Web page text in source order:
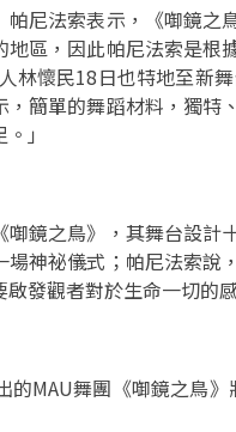
帕尼法索表示，《啣鏡
區，因此帕尼法索是
林懷民18日也特地至新
簡單的舞蹈材料，獨
」
鏡之鳥》，其舞台設
神祕儀式；帕尼法索
發觀者對於生命一切的
MAU舞團《啣鏡之鳥